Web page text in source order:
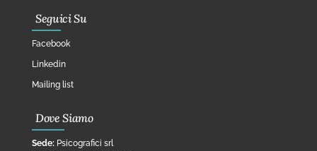
Seguici Su
Facebook
Linkedin
Mailing list
Dove Siamo
Sede: Psicografici srl